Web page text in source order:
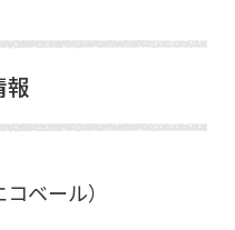
報
ベール）